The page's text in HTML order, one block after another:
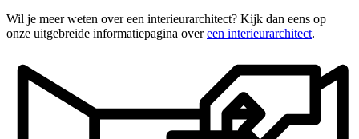
Wil je meer weten over een interieurarchitect? Kijk dan eens op
onze uitgebreide informatiepagina overeen interieurarchitect.